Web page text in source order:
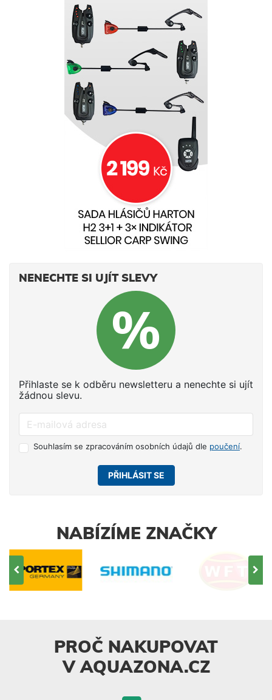
NENECHTE SI UJÍT SLEVY
Přihlaste se k odběru newsletteru a nenechte si ujít
žádnou slevu.
Souhlasím se zpracováním osobních údajů dle poučení.
PŘIHLÁSIT SE
NABÍZÍME ZNAČKY
PROČ NAKUPOVAT
V AQUAZONA.CZ